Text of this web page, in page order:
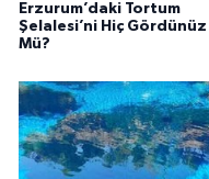
Erzurum’daki Tortum
Şelalesi’ni Hiç Gördünüz
Mü?